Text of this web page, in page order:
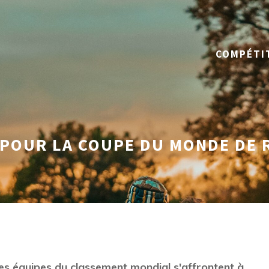
LA COUPE DU MONDE DE